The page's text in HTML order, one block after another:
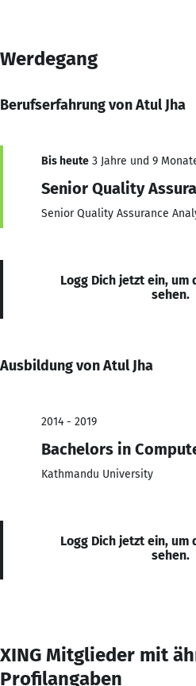
Werdegang
Berufserfahrung von Atul Jha
Bis heute 3 Jahre und 9
Senior Quality
Senior Quality Assurance
Logg Dich jetzt ein, um
sehen.
Ausbildung von Atul Jha
2014 - 2019
Bachelors in
Kathmandu University
Logg Dich jetzt ein, um
sehen.
XING Mitglieder mit
Profilangaben